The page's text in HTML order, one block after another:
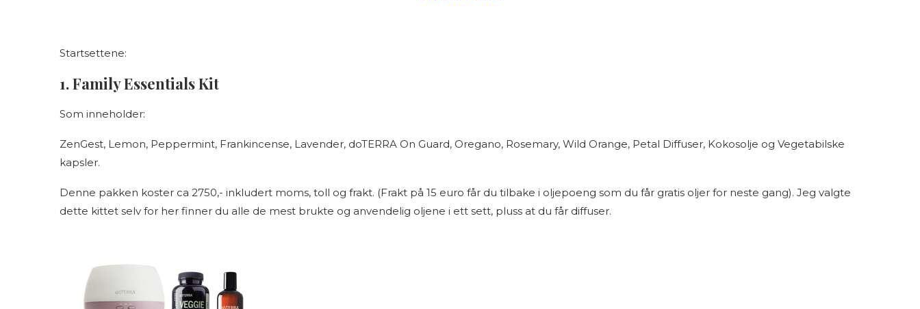
Startsettene:
1. Family Essentials Kit
Som inneholder:
ZenGest, Lemon, Peppermint, Frankincense, Lavender, doTERRA On Guard, Oregano, Rosemary, Wild Orange, Petal Diffuser, Kokosolje og Vegetabilske
kapsler.
Denne pakken koster ca 2750,- inkludert moms, toll og frakt. (Frakt på 15 euro får du tilbake i oljepoeng som du får gratis oljer for neste gang). Jeg valgte
dette kittet selv for her finner du alle de mest brukte og anvendelig oljene i ett sett, pluss at du får diffuser.